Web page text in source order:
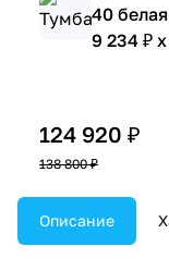
40 белая
9 234 ₽
Тумба-
60 белая
10 692 ₽
Шкаф
40 белый
124 920 ₽
138 800 ₽
Описание